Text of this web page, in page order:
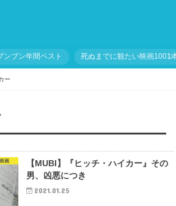
ンブン年間ベスト 死ぬまでに観たい映画1001
ー
画
【MUBI】『ヒッチ・ハイカー』その
男、凶悪につき
2021.01.25